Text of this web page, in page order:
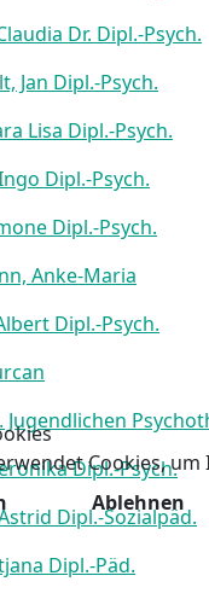
Dr. Dipl.-Psych.
Jan Dipl.-Psych.
Lisa Dipl.-Psych.
Dipl.-Psych.
Dipl.-Psych.
Anke-Maria
Dipl.-Psych.
Jugendlichen
Dipl.-Psych.
Dipl.-Sozialpäd.
Dipl.-Päd.
Cookies,
Ablehnen